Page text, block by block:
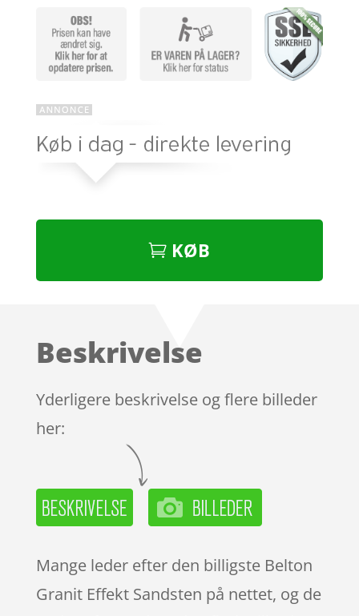
KØB
Beskrivelse
Yderligere beskrivelse og flere billeder
her:
Mange leder efter den billigste Belton
Granit Effekt Sandsten på nettet, og de